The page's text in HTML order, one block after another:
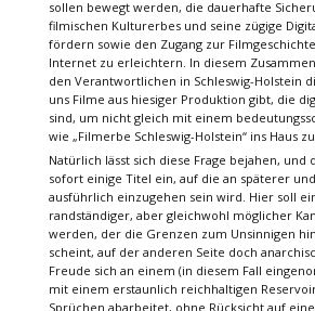
sollen bewegt werden, die dauerhafte
filmischen Kulturerbes und seine zügige
fördern sowie den Zugang zur
Internet zu erleichtern. In diesem
den Verantwortlichen in Schleswig-Holstein
uns Filme aus hiesiger Produktion gibt, die
sind, um nicht gleich mit einem
wie „Filmerbe Schleswig-Holstein“ ins Haus
Natürlich lässt sich diese Frage bejahen, und
sofort einige Titel ein, auf die an späterer
ausführlich einzugehen sein wird. Hier soll
randständiger, aber gleichwohl möglicher
werden, der die Grenzen zum Unsinnigen
scheint, auf der anderen Seite doch
Freude sich an einem (in diesem Fall
mit einem erstaunlich reichhaltigen
Sprüchen abarbeitet, ohne Rücksicht auf